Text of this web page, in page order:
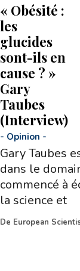
« Obésité :
les
glucides
sont-ils en
cause ? »
Gary
Taubes
(Interview)
- Opinion -
Gary Taubes
dans le
commencé à
la science et
De European